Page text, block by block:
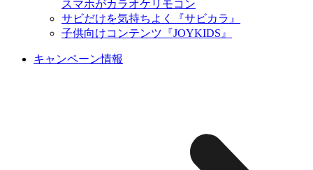
スマホがカラオケリモコン
サビだけを気持ちよく『サビカラ』
子供向けコンテンツ『JOYKIDS』
キャンペーン情報